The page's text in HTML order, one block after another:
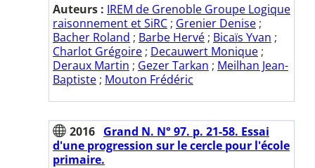
Auteurs : IREM de Grenoble Groupe Logique
raisonnement et SiRC ; Grenier Denise ;
Bacher Roland ; Barbe Hervé ; Bicaïs Yvan ;
Charlot Grégoire ; Decauwert Monique ;
Deraux Martin ; Gezer Tarkan ; Meilhan Jean-
Baptiste ; Mouton Frédéric
2016 Grand N. N° 97. p. 21-58. Essai
d'une progression sur le cercle pour l'école
primaire.